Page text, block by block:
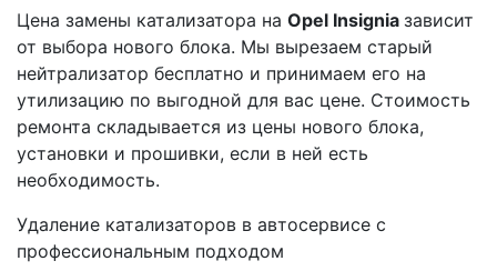
Цена замены катализатора на Opel Insignia зависит
от выбора нового блока. Мы вырезаем старый
нейтрализатор бесплатно и принимаем его на
утилизацию по выгодной для вас цене. Стоимость
ремонта складывается из цены нового блока,
установки и прошивки, если в ней есть
необходимость.
Удаление катализаторов в автосервисе с
профессиональным подходом